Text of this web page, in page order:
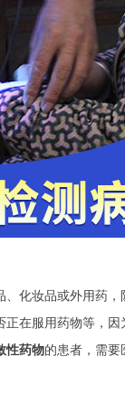
、化妆品或外用药，
在服用药物等，
性药物的患者，需要